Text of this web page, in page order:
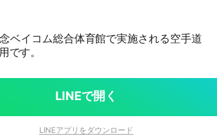
ベイコム総合体育館で実施される空手道
です。
LINEで開く
LINEアプリをダウンロード